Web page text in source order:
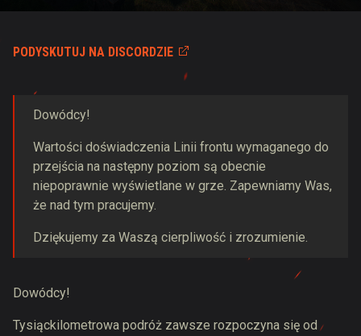
PODYSKUTUJ NA DISCORDZIE
Dowódcy!
Wartości doświadczenia Linii frontu wymaganego do
przejścia na następny poziom są obecnie
niepoprawnie wyświetlane w grze. Zapewniamy Was,
że nad tym pracujemy.
Dziękujemy za Waszą cierpliwość i zrozumienie.
Dowódcy!
Tysiąckilometrowa podróż zawsze rozpoczyna się od